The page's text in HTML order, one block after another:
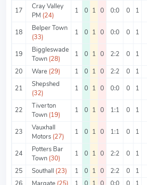
17
Cray Valley
PM (24)
1 0 1 0 0:0 0 1
18
Belper Town
(33)
1 0 1 0 0:0 0 1
19
Biggleswade
Town (28)
1 0 1 0 2:2 0 1
20
Ware (29) 1 0 1 0 2:2 0 1
21
Shepshed
(32)
1 0 1 0 0:0 0 1
22
Tiverton
Town (19)
1 0 1 0 1:1 0 1
23
Vauxhall
Motors (27)
1 0 1 0 1:1 0 1
24
Potters Bar
Town (30)
1 0 1 0 2:2 0 1
25
Southall (23) 1 0 1 0 2:2 0 1